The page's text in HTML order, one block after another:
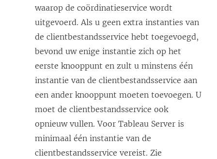
waarop de coördinatieservice wordt
uitgevoerd. Als u geen extra instanties van
de clientbestandsservice hebt toegevoegd,
bevond uw enige instantie zich op het
eerste knooppunt en zult u minstens één
instantie van de clientbestandsservice aan
een ander knooppunt moeten toevoegen. U
moet de clientbestandsservice ook
opnieuw vullen. Voor Tableau Server is
minimaal één instantie van de
clientbestandsservice vereist. Zie